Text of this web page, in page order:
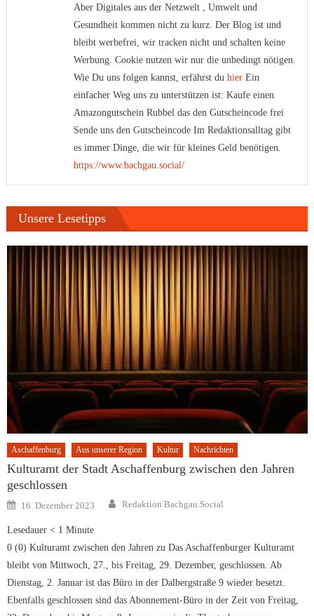
Aber Digitales aus der Netzwelt , Umwelt und
Gesundheit kommen nicht zu kurz. Der Blog ist und
bleibt werbefrei, wir tracken nicht und schalten keine
Werbung. Cookie nutzen wir nur die unbedingt nötigen.
Wie Du uns folgen kannst, erfährst du hierEin
einfacher Weg uns zu unterstützen ist: Kaufe einen
Amazongutschein Rubbel das den Gutscheincode frei
Sende uns den Gutscheincode Im Redaktionsalltag gibt
es immer Dinge, die wir für kleines Geld benötigen.
https://www.bachgau.social/
Unsere Lesetipps
Aschaffenburg Aus unserer Region Kultur Nachrichten
Kulturamt der Stadt Aschaffenburg zwischen den Jahren
geschlossen
Posted
on
16. Dezember 2023 Author
Redaktion Bachgau.Social
Lesedauer < 1 Minute
0 (0) Kulturamt zwischen den Jahren zu Das Aschaffenburger Kulturamt
bleibt von Mittwoch, 27., bis Freitag, 29. Dezember, geschlossen. Ab
Dienstag, 2. Januar ist das Büro in der Dalbergstraße 9 wieder besetzt.
Ebenfalls geschlossen sind das Abonnement-Büro in der Zeit von Freitag,